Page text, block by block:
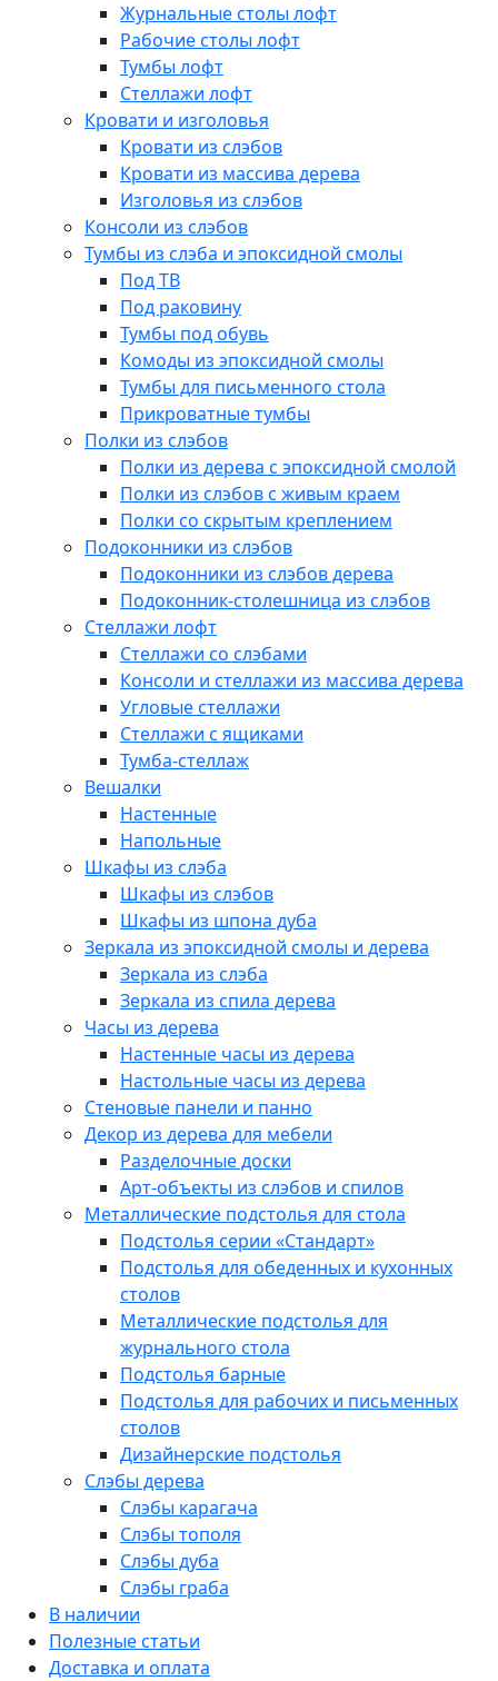
Журнальные столы лофт
Рабочие столы лофт
Тумбы лофт
Стеллажи лофт
Кровати и изголовья
Кровати из слэбов
Кровати из массива дерева
Изголовья из слэбов
Консоли из слэбов
Тумбы из слэба и эпоксидной смолы
Под ТВ
Под раковину
Тумбы под обувь
Комоды из эпоксидной смолы
Тумбы для письменного стола
Прикроватные тумбы
Полки из слэбов
Полки из дерева с эпоксидной смолой
Полки из слэбов с живым краем
Полки со скрытым креплением
Подоконники из слэбов
Подоконники из слэбов дерева
Подоконник-столешница из слэбов
Стеллажи лофт
Стеллажи со слэбами
Консоли и стеллажи из массива дерева
Угловые стеллажи
Стеллажи с ящиками
Тумба-стеллаж
Вешалки
Настенные
Напольные
Шкафы из слэба
Шкафы из слэбов
Шкафы из шпона дуба
Зеркала из эпоксидной смолы и дерева
Зеркала из слэба
Зеркала из спила дерева
Часы из дерева
Настенные часы из дерева
Настольные часы из дерева
Стеновые панели и панно
Декор из дерева для мебели
Разделочные доски
Арт-объекты из слэбов и спилов
Металлические подстолья для стола
Подстолья серии «Стандарт»
Подстолья для обеденных и кухонных
столов
Металлические подстолья для
журнального стола
Подстолья барные
Подстолья для рабочих и письменных
столов
Дизайнерские подстолья
Слэбы дерева
Слэбы карагача
Слэбы тополя
Слэбы дуба
Слэбы граба
В наличии
Полезные статьи
Доставка и оплата